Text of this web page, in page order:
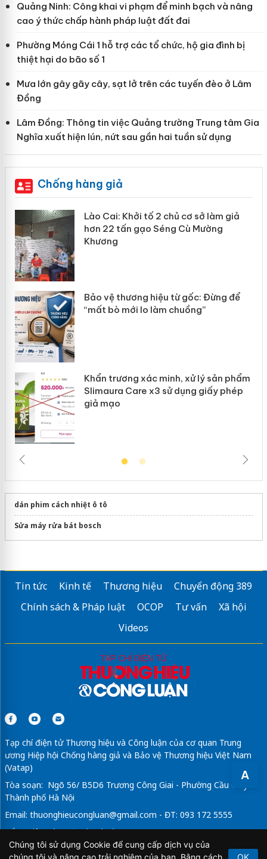
A
Quảng Ninh: Công khai vi phạm để minh bạch và nâng
cao ý thức chấp hành pháp luật đất đai
Phường Móng Cái 1 hỗ trợ các tổ chức, hộ gia đình bị
thiệt hại do bão số 1
Mưa lớn gây gãy cây, sạt lở trên các tuyến đèo ở Lâm
Đồng
Lâm Đồng: Thông tin việc Quảng trường Trung tâm Gia
Nghĩa xuất hiện lún, nứt sau gần hai tuần sử dụng
Chống hàng giả
Lào Cai: Khởi tố 2 chủ cơ sở làm giả
hơn 22 tấn gạo Séng Cù Mường
Khương
Bảo vệ thương hiệu từ gốc: Đừng để
“mất bò mới lo làm chuồng”
Khẩn trương xác minh, xử lý sản phẩm
Slimaura Care x3 sử dụng giấy phép
giả mạo
dán phim cách nhiệt ô tô
Sửa máy rửa bát bosch
Tin tức Kinh tế Thương hiệu
Chuyển động 389
Chính sách & Pháp luật
OCOP Tư vấn
Xã hội
Videos
Tạp chí điện tử Thương hiệu và Công luận của cơ quan Trung
ương Hiệp hội Chống hàng giả và Bảo vệ Thương hiệu Việt Nam
(Vatap)
Tòa soạn: Ngõ 56/ B5D6 Trương Công Giai - Phường Cầu Giấy -
Thành phố Hà Nội
Email: thuonghieucongluan@gmail.com - ĐT: 093 172 5555
Tổng Biên Tập: Vũ Đức Thuận
Giấy phép hoạt động báo chí điện tử số 64/GP-BTTTT do Bộ
Chúng tôi sử dụng Cookie để cung cấp dịch vụ của
chúng tôi và nâng cao trải nghiệm của bạn. Bằng cách
OK